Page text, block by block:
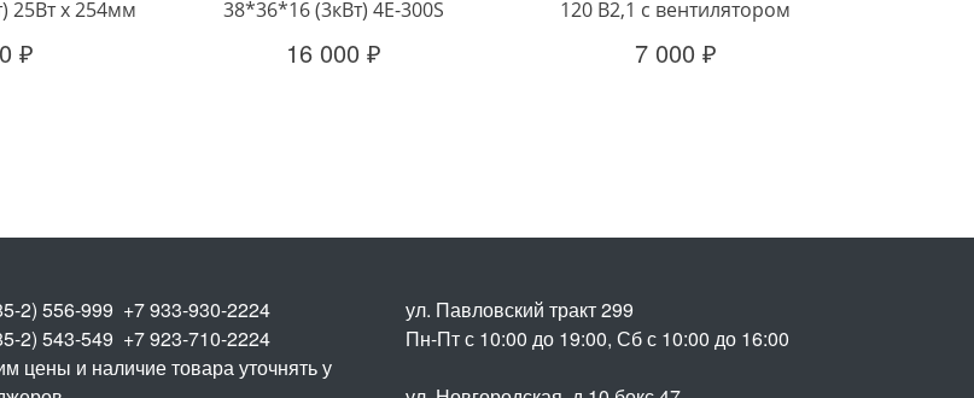
25Вт х 254мм
₽
38*36*16 (3кВт) 4Е-300S
16 000 ₽
120 B2,1 с вентилятором
7 000 ₽
2) 556-999 +7 933-930-2224
2) 543-549 +7 923-710-2224
цены и наличие товара уточнять у
ул. Павловский тракт 299
Пн-Пт с 10:00 до 19:00, Сб с 10:00 до 16:00